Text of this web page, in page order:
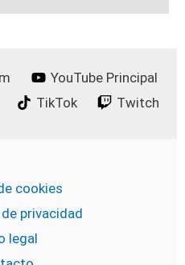
YouTube Principal
TikTok Twitch
cookies
privacidad
legal